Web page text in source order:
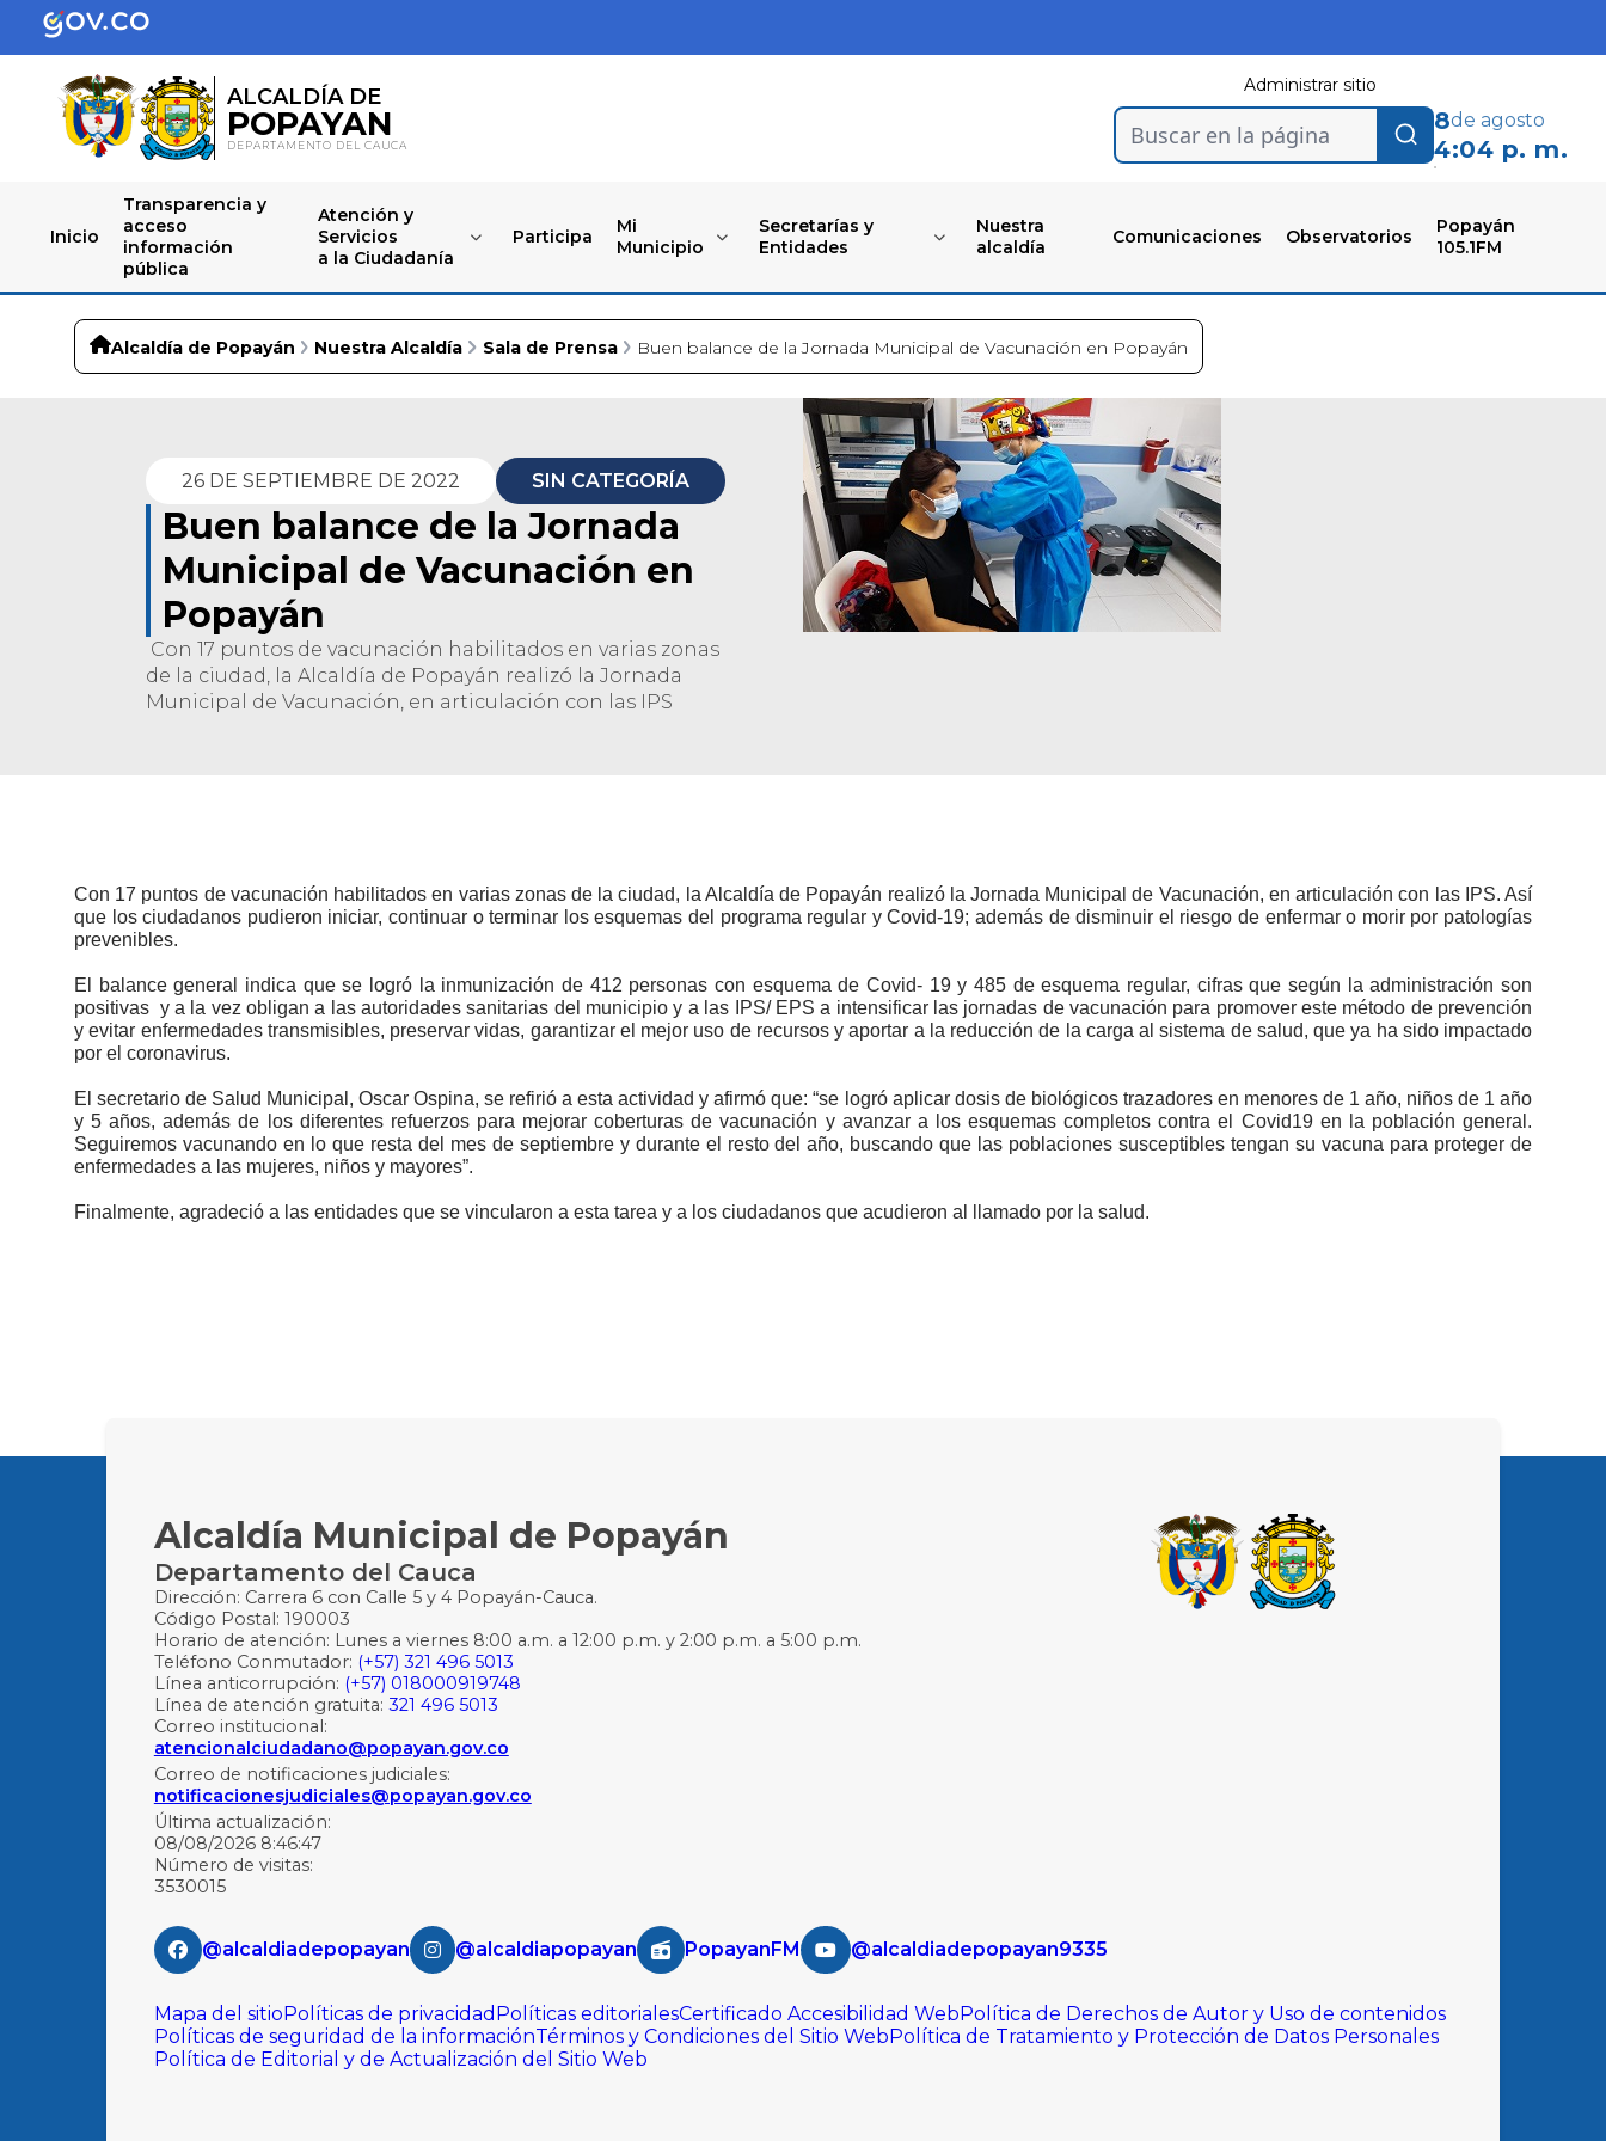
ALCALDÍA DE
POPAYAN
DEPARTAMENTO DEL CAUCA
Administrar sitio
Buscar en la página 8de agosto
4:04 p. m.
Inicio
Transparencia y
acceso
información
pública
Atención y
Servicios
a la Ciudadanía
Participa
Mi
Municipio
Secretarías y
Entidades
Nuestra
alcaldía
Comunicaciones Observatorios
Popayán
105.1FM
Alcaldía de Popayán Nuestra Alcaldía Sala de Prensa Buen balance de la Jornada Municipal de Vacunación en Popayán
26 DE SEPTIEMBRE DE 2022 SIN CATEGORÍA
Buen balance de la Jornada
Municipal de Vacunación en
Popayán
Con 17 puntos de vacunación habilitados en varias zonas
de la ciudad, la Alcaldía de Popayán realizó la Jornada
Municipal de Vacunación, en articulación con las IPS
Con 17 puntos de vacunación habilitados en varias zonas de la ciudad, la Alcaldía de Popayán realizó la Jornada Municipal de Vacunación, en articulación con las IPS. Así
que los ciudadanos pudieron iniciar, continuar o terminar los esquemas del programa regular y Covid-19; además de disminuir el riesgo de enfermar o morir por patologías
prevenibles.
El balance general indica que se logró la inmunización de 412 personas con esquema de Covid- 19 y 485 de esquema regular, cifras que según la administración son
positivas y a la vez obligan a las autoridades sanitarias del municipio y a las IPS/ EPS a intensificar las jornadas de vacunación para promover este método de prevención
y evitar enfermedades transmisibles, preservar vidas, garantizar el mejor uso de recursos y aportar a la reducción de la carga al sistema de salud, que ya ha sido impactado
por el coronavirus.
El secretario de Salud Municipal, Oscar Ospina, se refirió a esta actividad y afirmó que: “se logró aplicar dosis de biológicos trazadores en menores de 1 año, niños de 1 año
y 5 años, además de los diferentes refuerzos para mejorar coberturas de vacunación y avanzar a los esquemas completos contra el Covid19 en la población general.
Seguiremos vacunando en lo que resta del mes de septiembre y durante el resto del año, buscando que las poblaciones susceptibles tengan su vacuna para proteger de
enfermedades a las mujeres, niños y mayores”.
Finalmente, agradeció a las entidades que se vincularon a esta tarea y a los ciudadanos que acudieron al llamado por la salud.
Alcaldía Municipal de Popayán
Departamento del Cauca
Dirección: Carrera 6 con Calle 5 y 4 Popayán-Cauca.
Código Postal: 190003
Horario de atención: Lunes a viernes 8:00 a.m. a 12:00 p.m. y 2:00 p.m. a 5:00 p.m.
Teléfono Conmutador: (+57) 321 496 5013
Línea anticorrupción: (+57) 018000919748
Línea de atención gratuita: 321 496 5013
Correo institucional:
atencionalciudadano@popayan.gov.co
Correo de notificaciones judiciales:
notificacionesjudiciales@popayan.gov.co
Última actualización:
08/08/2026 8:46:47
Número de visitas:
3530015
@alcaldiadepopayan @alcaldiapopayan PopayanFM @alcaldiadepopayan9335
Mapa del sitioPolíticas de privacidad Políticas editorialesCertificado Accesibilidad WebPolítica de Derechos de Autor y Uso de contenidos
Políticas de seguridad de la informaciónTérminos y Condiciones del Sitio WebPolítica de Tratamiento y Protección de Datos Personales
Política de Editorial y de Actualización del Sitio Web